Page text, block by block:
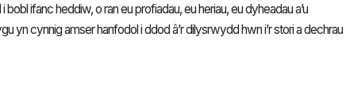
ifanc heddiw, o ran eu profiadau, eu heriau, eu dyheadau a’u
yn cynnig amser hanfodol i ddod â’r dilysrwydd hwn i’r stori a dechrau